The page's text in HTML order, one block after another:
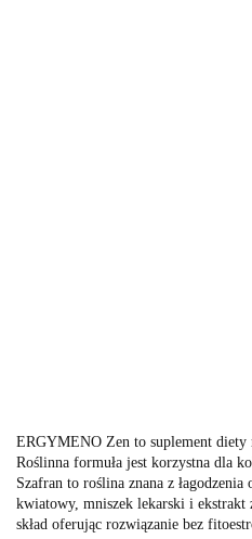
ERGYMENO Zen to suplement diety
Roślinna formuła jest korzystna dla
Szafran to roślina znana z łagodzenia
kwiatowy, mniszek lekarski i ekstrakt
skład oferując rozwiązanie bez